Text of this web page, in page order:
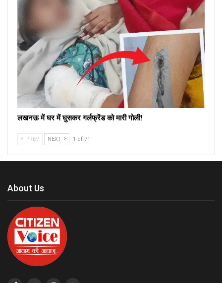
लखनऊ में घर में घुसकर गर्लफ्रेंड को मारी गोली!
PREV NEXT 1 of 71
About Us